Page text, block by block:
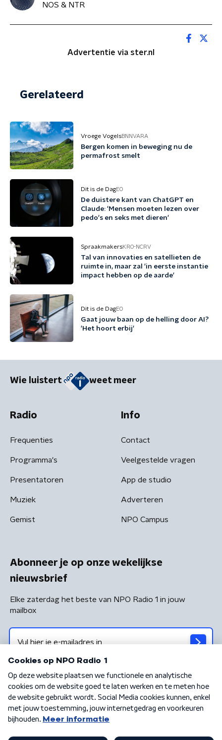
NOS & NTR
Advertentie via ster.nl
Gerelateerd
Vroege VogelsBNNVARA
Bergen komen in beweging nu de
permafrost smelt
Dit is de DagEO
De duistere kant van ChatGPT en
Claude: 'Mensen moeten lezen over
pedo's en seks met dieren'
SpraakmakersKRO-NCRV
Tal van innovaties en satellieten de
ruimte in, maar zal 'in eerste instantie
impact hebben op de aarde'
Dit is de DagEO
Gaat jouw baan op de helling door AI?
'Het hoort erbij'
Wie luistert weet meer
Radio
Frequenties
Programma's
Presentatoren
Muziek
Gemist
Info
Contact
Veelgestelde vragen
App de studio
Adverteren
NPO Campus
Abonneer je op onze wekelijkse
nieuwsbrief
Elke zaterdag het beste van NPO Radio 1 in jouw
mailbox
Algemene voorwaarden